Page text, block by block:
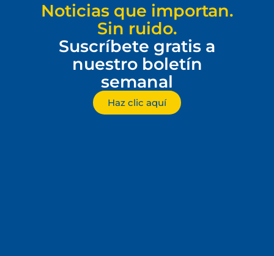
Noticias que importan.
Sin ruido.
Suscríbete gratis a
nuestro boletín
semanal
Haz clic aquí